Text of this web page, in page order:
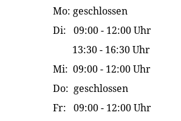
Mo: geschlossen
Di: 09:00 - 12:00 Uhr
13:30 - 16:30 Uhr
Mi: 09:00 - 12:00 Uhr
Do: geschlossen
Fr: 09:00 - 12:00 Uhr